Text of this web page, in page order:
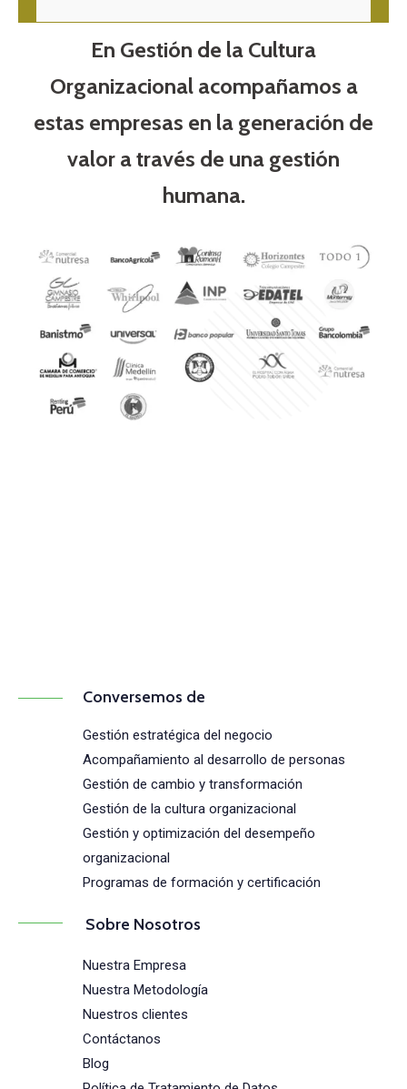
En Gestión de la Cultura
Organizacional acompañamos a
estas empresas en la generación de
valor a través de una gestión
humana.
Conversemos de
Gestión estratégica del negocio
Acompañamiento al desarrollo de personas
Gestión de cambio y transformación
Gestión de la cultura organizacional
Gestión y optimización del desempeño
organizacional
Programas de formación y certificación
Sobre Nosotros
Nuestra Empresa
Nuestra Metodología
Nuestros clientes
Contáctanos
Blog